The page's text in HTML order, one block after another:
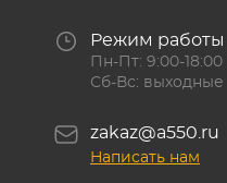
Режим работы
Пн-Пт: 9:00-18:00
Сб-Вс: выходные
zakaz@a550.ru
Написать нам